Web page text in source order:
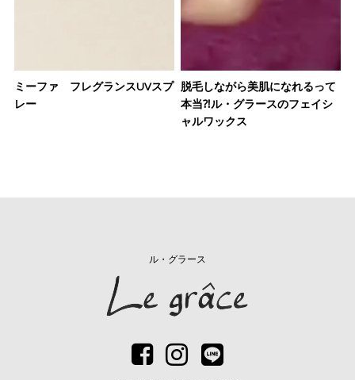
ミーファ フレグランスUVスプ
レー
脱毛しながら美肌になれるって
本当⁈ル・グラースのフェイシ
ャルワックス
ル・グラース